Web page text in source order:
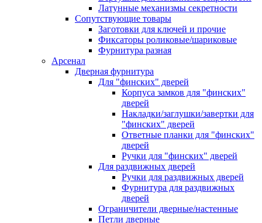
Латунные механизмы секретности
Сопутствующие товары
Заготовки для ключей и прочие
Фиксаторы роликовые/шариковые
Фурнитура разная
Арсенал
Дверная фурнитура
Для "финских" дверей
Корпуса замков для "финских"
дверей
Накладки/заглушки/завертки для
"финских" дверей
Ответные планки для "финских"
дверей
Ручки для "финских" дверей
Для раздвижных дверей
Ручки для раздвижных дверей
Фурнитура для раздвижных
дверей
Ограничители дверные/настенные
Петли дверные